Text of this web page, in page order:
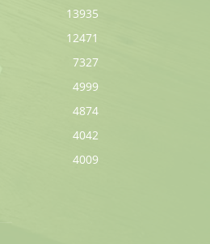
13935
12471
7327
4999
4874
4042
4009